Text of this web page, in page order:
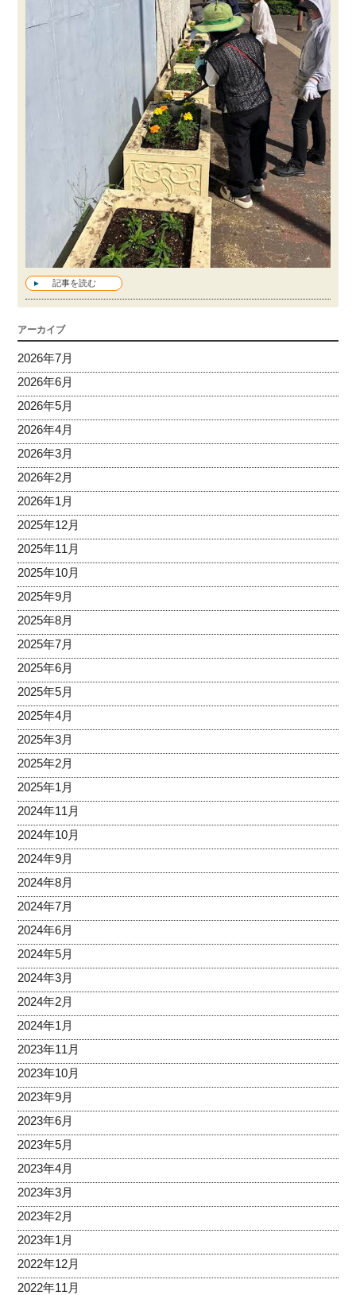
記事を読む
アーカイブ
2026年7月
2026年6月
2026年5月
2026年4月
2026年3月
2026年2月
2026年1月
2025年12月
2025年11月
2025年10月
2025年9月
2025年8月
2025年7月
2025年6月
2025年5月
2025年4月
2025年3月
2025年2月
2025年1月
2024年11月
2024年10月
2024年9月
2024年8月
2024年7月
2024年6月
2024年5月
2024年3月
2024年2月
2024年1月
2023年11月
2023年10月
2023年9月
2023年6月
2023年5月
2023年4月
2023年3月
2023年2月
2023年1月
2022年12月
2022年11月